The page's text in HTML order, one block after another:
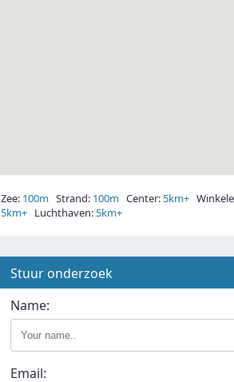
Zee: 100m Strand: 100m Center: 5km+
5km+ Luchthaven: 5km+
Stuur onderzoek
Name:
Email: